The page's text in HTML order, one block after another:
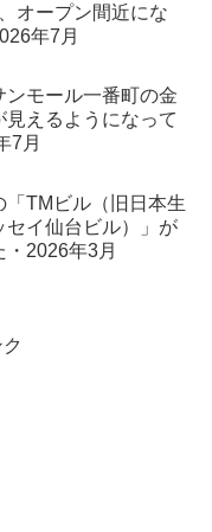
オープン間近にな
年7月
ンモール一番町の金
えるようになって
7月
「TMビル（旧日本生
セイ仙台ビル）」が
・2026年3月